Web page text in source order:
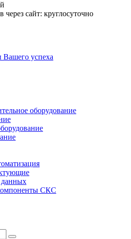
через сайт: круглосуточно
оборудование
СКС